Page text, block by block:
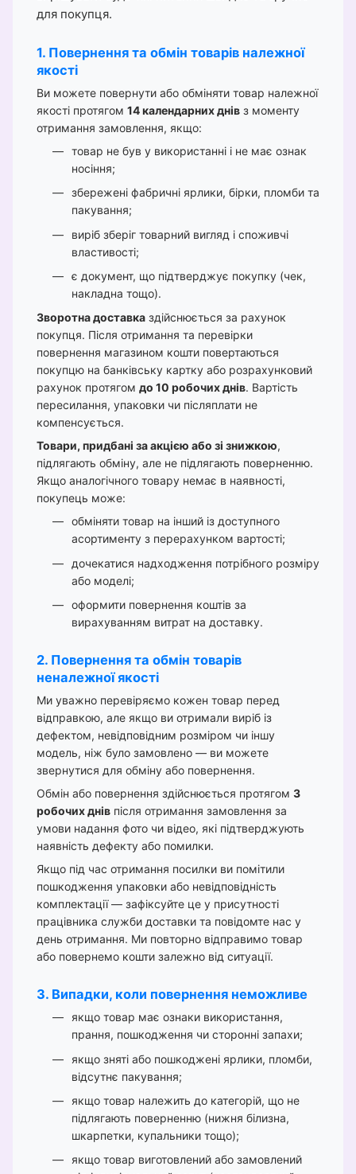
для покупця.
1. Повернення та обмін товарів належної
якості
Ви можете повернути або обміняти товар належної
якості протягом 14 календарних днів з моменту
отримання замовлення, якщо:
товар не був у використанні і не має ознак
носіння;
збережені фабричні ярлики, бірки, пломби та
пакування;
виріб зберіг товарний вигляд і споживчі
властивості;
є документ, що підтверджує покупку (чек,
накладна тощо).
Зворотна доставка здійснюється за рахунок
покупця. Після отримання та перевірки
повернення магазином кошти повертаються
покупцю на банківську картку або розрахунковий
рахунок протягом до 10 робочих днів. Вартість
пересилання, упаковки чи післяплати не
компенсується.
Товари, придбані за акцією або зі знижкою,
підлягають обміну, але не підлягають поверненню.
Якщо аналогічного товару немає в наявності,
покупець може:
обміняти товар на інший із доступного
асортименту з перерахунком вартості;
дочекатися надходження потрібного розміру
або моделі;
оформити повернення коштів за
вирахуванням витрат на доставку.
2. Повернення та обмін товарів
неналежної якості
Ми уважно перевіряємо кожен товар перед
відправкою, але якщо ви отримали виріб із
дефектом, невідповідним розміром чи іншу
модель, ніж було замовлено — ви можете
звернутися для обміну або повернення.
Обмін або повернення здійснюється протягом 3
робочих днів після отримання замовлення за
умови надання фото чи відео, які підтверджують
наявність дефекту або помилки.
Якщо під час отримання посилки ви помітили
пошкодження упаковки або невідповідність
комплектації — зафіксуйте це у присутності
працівника служби доставки та повідомте нас у
день отримання. Ми повторно відправимо товар
або повернемо кошти залежно від ситуації.
3. Випадки, коли повернення неможливе
якщо товар має ознаки використання,
прання, пошкодження чи сторонні запахи;
якщо зняті або пошкоджені ярлики, пломби,
відсутнє пакування;
якщо товар належить до категорій, що не
підлягають поверненню (нижня білизна,
шкарпетки, купальники тощо);
якщо товар виготовлений або замовлений